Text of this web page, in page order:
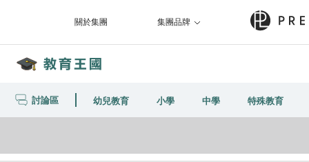
關於集團 集團品牌
討論區 幼兒教育 小學 中學 特殊教育